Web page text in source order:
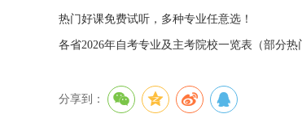
热门好课免费试听，多种专业任意选！
各省2026年自考专业及主考院校一览表（部分热
分享到：